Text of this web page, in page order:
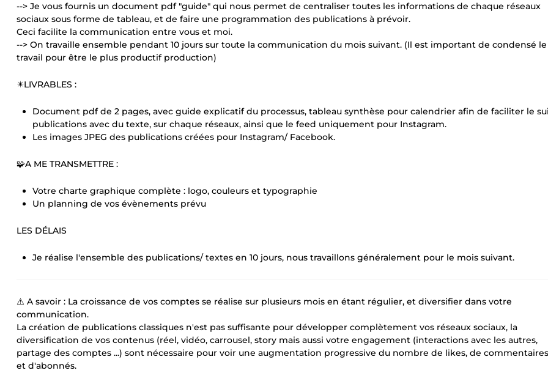
--> Je vous fournis un document pdf "guide" qui nous permet de centraliser toutes les informations de chaque réseaux
sociaux sous forme de tableau, et de faire une programmation des publications à prévoir.
Ceci facilite la communication entre vous et moi.
--> On travaille ensemble pendant 10 jours sur toute la communication du mois suivant. (Il est important de condensé le
travail pour être le plus productif production)
✴️LIVRABLES :
Document pdf de 2 pages, avec guide explicatif du processus, tableau synthèse pour calendrier afin de faciliter le
publications avec du texte, sur chaque réseaux, ainsi que le feed uniquement pour Instagram.
Les images JPEG des publications créées pour Instagram/ Facebook.
🧩A ME TRANSMETTRE :
Votre charte graphique complète : logo, couleurs et typographie
Un planning de vos évènements prévu
LES DÉLAIS
Je réalise l'ensemble des publications/ textes en 10 jours, nous travaillons généralement pour le mois suivant.
⚠️ A savoir : La croissance de vos comptes se réalise sur plusieurs mois en étant régulier, et diversifier dans votre
communication.
La création de publications classiques n'est pas suffisante pour développer complètement vos réseaux sociaux, la
diversification de vos contenus (réel, vidéo, carrousel, story mais aussi votre engagement (interactions avec les autres,
partage des comptes ...) sont nécessaire pour voir une augmentation progressive du nombre de likes, de commentaires
et d'abonnés.